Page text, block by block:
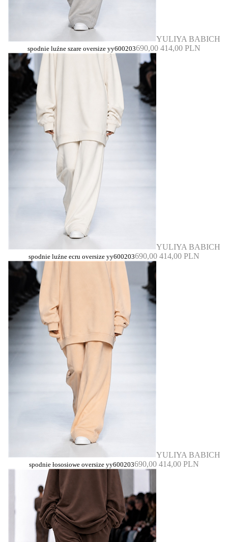
YULIYA BABICH
spodnie luźne szare oversize yy600203690,00 414,00 PLN
YULIYA BABICH
spodnie luźne ecru oversize yy600203690,00 414,00 PLN
YULIYA BABICH
spodnie łososiowe oversize yy600203690,00 414,00 PLN